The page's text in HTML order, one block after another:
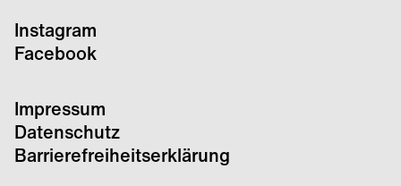
Instagram
Facebook
Impressum
Datenschutz
Barrierefreiheitserklärung